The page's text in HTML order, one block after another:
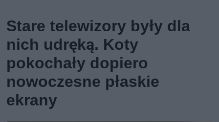
Stare telewizory były dla
nich udręką. Koty
pokochały dopiero
nowoczesne płaskie
ekrany